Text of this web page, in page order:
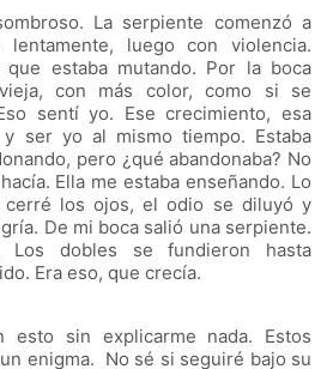
La serpiente comenzó a
luego con violencia.
que estaba mutando. Por la boca
con más color, como si se
sentí yo. Ese crecimiento, esa
ser yo al mismo tiempo. Estaba
pero ¿qué abandonaba? No
Ella me estaba enseñando. Lo
cerré los ojos, el odio se diluyó y
De mi boca salió una serpiente.
dobles se fundieron hasta
Era eso, que crecía.
esto sin explicarme nada. Estos
enigma. No sé si seguiré bajo su